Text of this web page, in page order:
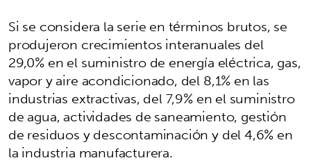
Si se considera la serie en términos brutos, se
produjeron crecimientos interanuales del
29,0% en el suministro de energía eléctrica, gas,
vapor y aire acondicionado, del 8,1% en las
industrias extractivas, del 7,9% en el suministro
de agua, actividades de saneamiento, gestión
de residuos y descontaminación y del 4,6% en
la industria manufacturera.